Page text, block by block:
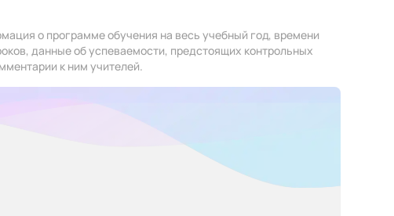
о программе обучения на весь учебный год, времени
данные об успеваемости, предстоящих контрольных
к ним учителей.